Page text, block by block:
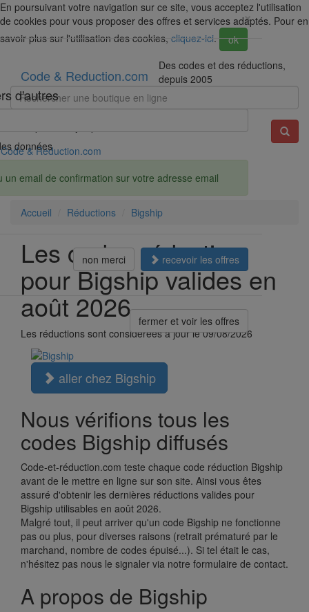
En poursuivant votre navigation sur ce site, vous acceptez l'utilisation
de cookies pour vous proposer des offres et services adaptés. Pour en
savoir plus sur l'utilisation des cookies, cliquez-ici. ok
Code & Reduction.com
Des codes et des réductions,
depuis 2005
Code & Reduction.com
Accueil Réductions Bigship
Les codes réduction
pour Bigship valides en
août 2026
Les réductions sont considérées à jour le 09/08/2026
aller chez Bigship
Nous vérifions tous les
codes Bigship diffusés
Code-et-réduction.com teste chaque code réduction Bigship
avant de le mettre en ligne sur son site. Ainsi vous êtes
assuré d'obtenir les dernières réductions valides pour
Bigship utilisables en août 2026.
Malgré tout, il peut arriver qu'un code Bigship ne fonctionne
pas ou plus, pour diverses raisons (retrait prématuré par le
marchand, nombre de codes épuisé...). Si tel était le cas,
n'hésitez pas nous le signaler via notre formulaire de contact.
A propos de Bigship
×
d'autres
données
email de confirmation sur votre adresse email
non merci recevoir les offres
fermer et voir les offres